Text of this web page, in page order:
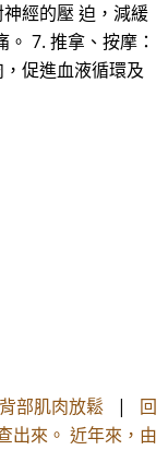
經的壓 迫，減緩
7. 推拿、按摩：
促進血液循環及
部肌肉放鬆 | 回
出來。 近年來，由